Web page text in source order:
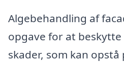
Algebehandling af
opgave for at
skader, som kan